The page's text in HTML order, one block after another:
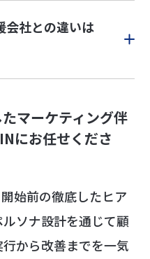
会社との違いは
マーケティング伴
にお任せくださ
始前の徹底したヒア
ソナ設計を通じて顧
から改善までを一気